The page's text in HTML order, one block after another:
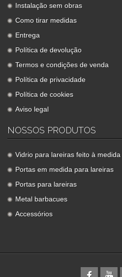
Instalação sem obras
Como tirar medidas
Entrega
Política de devolução
Termos e condições de venda
Política de privacidade
Política de cookies
Aviso legal
NOSSOS PRODUTOS
Vidrio para lareiras feito à medida
Portas em medida para lareiras
Portas para lareiras
Metal barbacues
Accessórios